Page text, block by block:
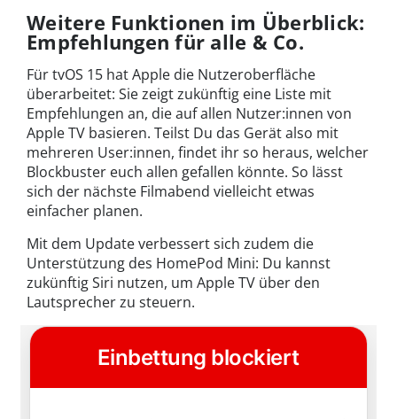
Weitere Funktionen im Überblick:
Empfehlungen für alle & Co.
Für tvOS 15 hat Apple die Nutzeroberfläche
überarbeitet: Sie zeigt zukünftig eine Liste mit
Empfehlungen an, die auf allen Nutzer:innen von
Apple TV basieren. Teilst Du das Gerät also mit
mehreren User:innen, findet ihr so heraus, welcher
Blockbuster euch allen gefallen könnte. So lässt
sich der nächste Filmabend vielleicht etwas
einfacher planen.
Mit dem Update verbessert sich zudem die
Unterstützung des HomePod Mini: Du kannst
zukünftig Siri nutzen, um Apple TV über den
Lautsprecher zu steuern.